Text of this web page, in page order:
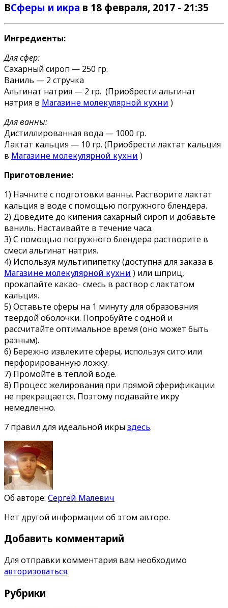
ВСферы и икра в 18 февраля, 2017 - 21:35
Ингредиенты:
Для сфер:
Сахарный сироп — 250 гр.
Ваниль — 2 стручка
Альгинат натрия — 2 гр. (Приобрести альгинат
натрия в Магазине молекулярной кухни )
Для ванны:
Дистиллированная вода — 1000 гр.
Лактат кальция — 10 гр. (Приобрести лактат кальция
в Магазине молекулярной кухни )
Приготовление:
1) Начните с подготовки ванны. Растворите лактат
кальция в воде с помощью погружного блендера.
2) Доведите до кипения сахарный сироп и добавьте
ваниль. Настаивайте в течение часа.
3) С помощью погружного блендера растворите в
смеси альгинат натрия.
4) Используя мультипипетку (доступна для заказа в
Магазине молекулярной кухни ) или шприц,
прокапайте какао- смесь в раствор с лактатом
кальция.
5) Оставьте сферы на 1 минуту для образования
твердой оболочки. Попробуйте с одной и
рассчитайте оптимальное время (оно может быть
разным).
6) Бережно извлеките сферы, используя сито или
перфорированную ложку.
7) Промойте в теплой воде.
8) Процесс желирования при прямой сферификации
не прекращается. Поэтому подавайте икру
немедленно.
7 правил для идеальной икры здесь.
Об авторе: Сергей Малевич
Нет другой информации об этом авторе.
Добавить комментарий
Для отправки комментария вам необходимо
авторизоваться.
Рубрики